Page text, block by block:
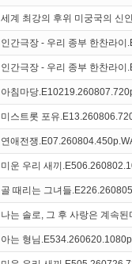
세계 최강의 후위 미궁국의 신
인간극장 - 우리 종부 한찬라
인간극장 - 우리 종부 한찬라
아침마당
미스트롯 포유
연애전쟁
미운 우리 새끼
골 때리는 그녀들
나는 솔로, 그 후 사랑은 계속
아는 형님